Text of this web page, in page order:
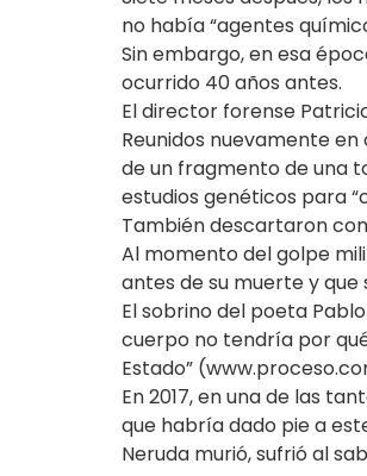
no había “agentes
Sin embargo, en esa
ocurrido 40 años antes.
El director forense
Reunidos nuevamente
de un fragmento de una
estudios genéticos para
También descartaron
Al momento del golpe
antes de su muerte y que
El sobrino del poeta
cuerpo no tendría por
Estado”
En 2017, en una de las
que habría dado pie a
Neruda murió, sufrió al